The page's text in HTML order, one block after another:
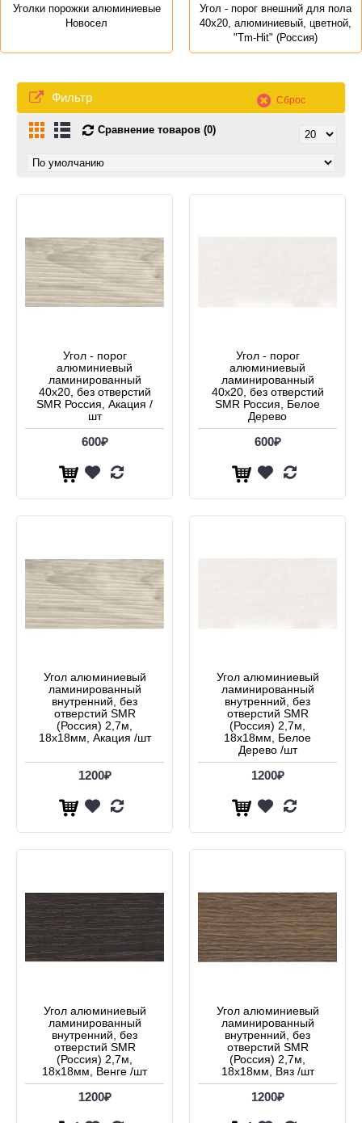
Уголки порожки алюминиевые
Новосел
Угол - порог внешний для пола
40х20, алюминиевый, цветной,
"Tm-Hit" (Россия)
Фильтр Сброс
Сравнение товаров (0)
Угол - порог
алюминиевый
ламинированный
40х20, без отверстий
SMR Россия, Акация /
шт
600₽
Угол - порог
алюминиевый
ламинированный
40х20, без отверстий
SMR Россия, Белое
Дерево
600₽
Угол алюминиевый
ламинированный
внутренний, без
отверстий SMR
(Россия) 2,7м,
18х18мм, Акация /шт
1200₽
Угол алюминиевый
ламинированный
внутренний, без
отверстий SMR
(Россия) 2,7м,
18х18мм, Белое
Дерево /шт
1200₽
Угол алюминиевый
ламинированный
внутренний, без
отверстий SMR
(Россия) 2,7м,
18х18мм, Венге /шт
1200₽
Угол алюминиевый
ламинированный
внутренний, без
отверстий SMR
(Россия) 2,7м,
18х18мм, Вяз /шт
1200₽